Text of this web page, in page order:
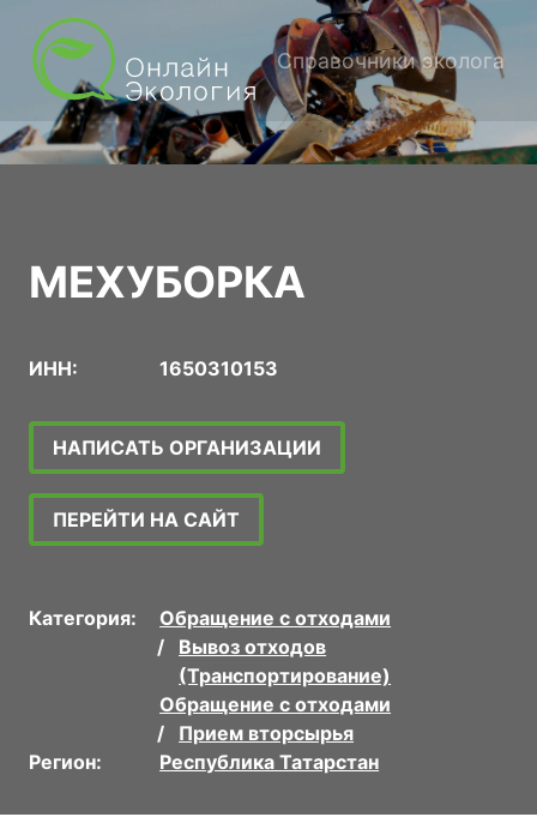
Справочники эколога
МЕХУБОРКА
ИНН: 1650310153
НАПИСАТЬ ОРГАНИЗАЦИИ
ПЕРЕЙТИ НА САЙТ
Категория:
Обращение с отходами
Вывоз отходов
(Транспортирование)
Обращение с отходами
Прием вторсырья
Регион:
Республика Татарстан